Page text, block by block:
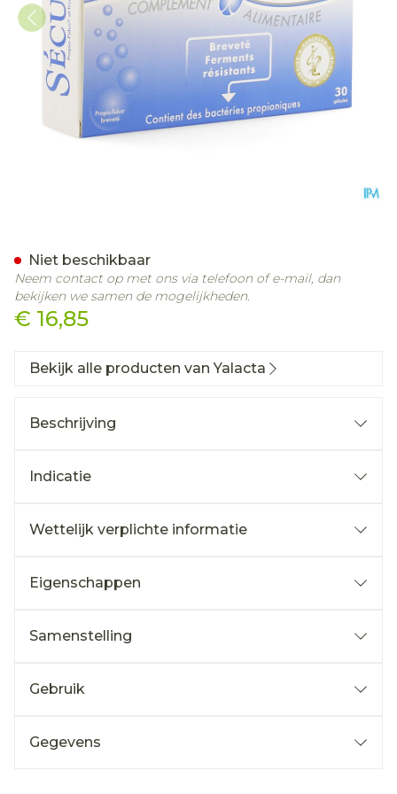
€ 16,85
Niet beschikbaar
Neem contact op met ons via telefoon of e-mail, dan
bekijken we samen de mogelijkheden.
Bekijk alle producten van Yalacta
Beschrijving
Indicatie
Wettelijk verplichte informatie
Eigenschappen
Samenstelling
Gebruik
Gegevens